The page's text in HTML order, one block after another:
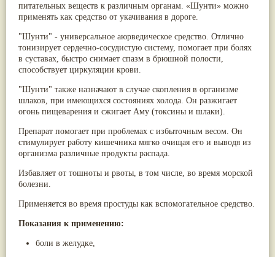
питательных веществ к различным органам. «Шунти» можно
применять как средство от укачивания в дороге.
"Шунти" - универсальное аюрведическое средство. Отлично
тонизирует сердечно-сосудистую систему, помогает при болях
в суставах, быстро снимает спазм в брюшной полости,
способствует циркуляции крови.
"Шунти" также назначают в случае скопления в организме
шлаков, при имеющихся состояниях холода. Он разжигает
огонь пищеварения и сжигает Аму (токсины и шлаки).
Препарат помогает при проблемах с избыточным весом. Он
стимулирует работу кишечника мягко очищая его и выводя из
организма различные продукты распада.
Избавляет от тошноты и рвоты, в том числе, во время морской
болезни.
Применяется во время простуды как вспомогательное средство.
Показания к применению:
боли в желудке,
Паслён черный(13)
Ипомея(12)
Мирра
(12)
Розовая соль(12)
Сверция(12)
Виноград(11)
Каменная соль
Коровье молоко
Мукуна жгучая
Патала(11)
Перец чаба(11)
Соссюрея/кушта(11)
Алойное дерево(10)
Асафетида
Тмин обыкновенный(10)
Вишня гималайская
Данти(9)